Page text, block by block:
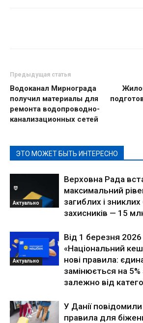
Предыдущая статья
Водоканал Мирнограда
получил материалы для
ремонта водопроводно-
канализационных сетей
ЭТО МОЖЕТ БЫТЬ ИНТЕРЕСНО
Актуально
Верховна Рада
максимальний
загиблих і зниклих
захисників — 15
Актуально
Від 1 березня
«Національний
нові правила:
замінюється на 5%
залежно від
У Данії
правила для